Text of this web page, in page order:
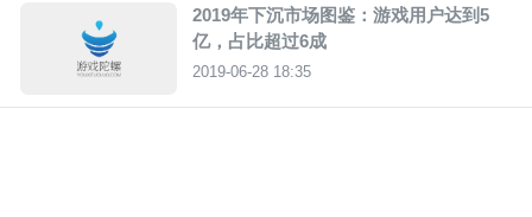
2019年下沉市场图鉴：游戏用户达到5
亿，占比超过6成
2019-06-28 18:35